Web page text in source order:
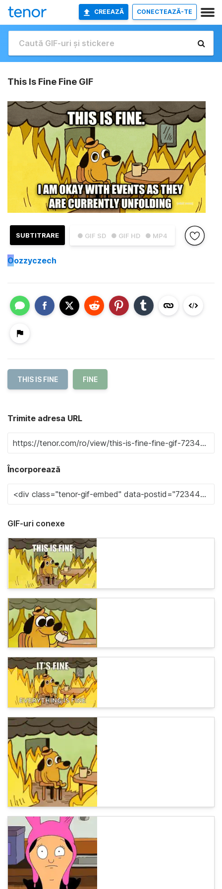
CREEAZĂ CONECTEAZĂ-TE
This Is Fine Fine GIF
● GIF SD ● GIF HD ● MP4
SUBTITRARE
Oozzyczech
THIS IS FINE FINE
Trimite adresa URL
Încorporează
GIF-uri conexe